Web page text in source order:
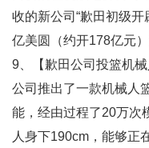
收的新公司“歉田初级
亿美圆（约开178亿元
9、【歉田公司投篮机
公司推出了一款机械人
能，经由过程了20万次
人身下190cm，能够正